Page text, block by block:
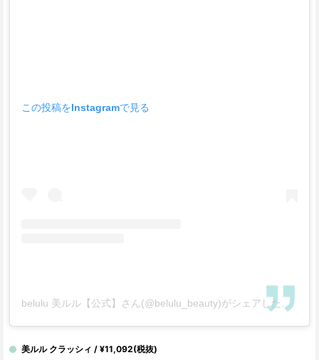
この投稿をInstagramで見る
belulu 美ルル【公式】さん(@belulu_beauty)がシェアした投稿
美ルル クラッシィ / ¥11,092(税抜)